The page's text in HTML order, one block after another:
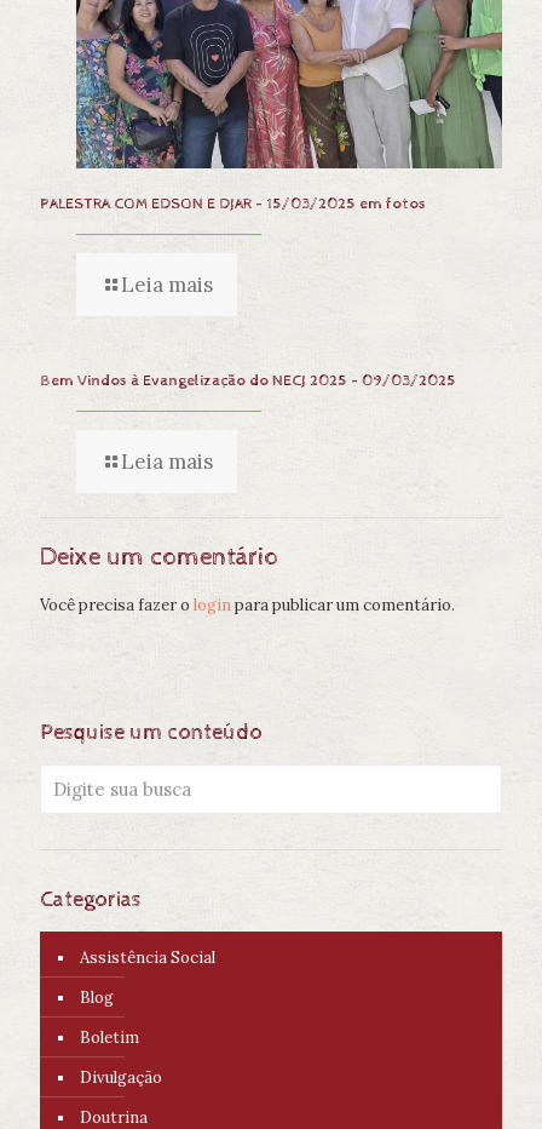
PALESTRA COM EDSON E DJAR – 15/03/2025 em fotos
Leia mais
Bem Vindos à Evangelização do NECJ 2025 – 09/03/2025
Leia mais
Deixe um comentário
Você precisa fazer o loginpara publicar um comentário.
Pesquise um conteúdo
Categorias
Assistência Social
Blog
Boletim
Divulgação
Doutrina